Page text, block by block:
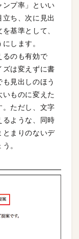
ンプ率」といい
ち、次に見出
基準として、
します。
るのも有効で
ズは変えずに書
見出しのほう
ものに変えた
。ただし、文字
るような、同時
とまりのないデ
。